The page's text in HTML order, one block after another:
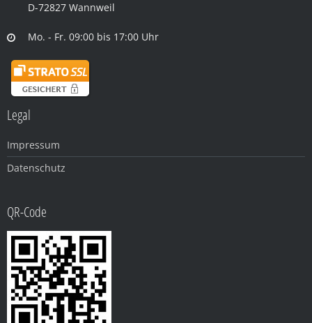
D-72827 Wannweil
Mo. - Fr. 09:00 bis 17:00 Uhr
Legal
Impressum
Datenschutz
QR-Code